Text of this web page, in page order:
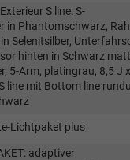
S line: S-
in Phantomschwarz,
Selenitsilber,
hinten in Schwarz
5-Arm, platingrau, 8,5 J
line mit Bottom line
Lichtpaket plus
adaptiver